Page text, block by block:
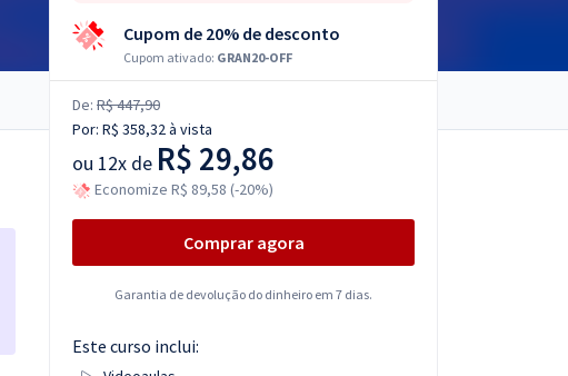
Cupom de 20% de desconto
Cupom ativado: GRAN20-OFF
De: R$ 447,90
Por: R$ 358,32à vista
ou 12x de R$ 29,86
Economize R$ 89,58 (-20%)
Comprar agora
Garantia de devolução do dinheiro em 7 dias.
Este curso inclui: